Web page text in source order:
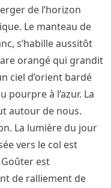
de l’horizon
Le manteau de
s’habille aussitôt
orangé qui grandit
ciel d’orient bardé
pourpre à l’azur. La
autour de nous.
La lumière du jour
vers le col est
est
de ralliement de